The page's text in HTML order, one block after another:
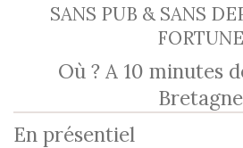
SANS PUB & SANS
FORTUNE
Où ? A 10 minutes
Bretagne
En présentiel